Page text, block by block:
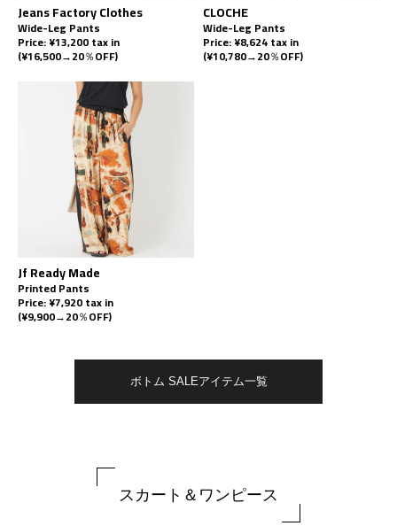
Jeans Factory Clothes
Wide-Leg Pants
Price: ¥13,200 tax in
(¥16,500→20％OFF)
CLOCHE
Wide-Leg Pants
Price: ¥8,624 tax in
(¥10,780→20％OFF)
Jf Ready Made
Printed Pants
Price: ¥7,920 tax in
(¥9,900→20％OFF)
ボトム SALEアイテム一覧
スカート＆ワンピース